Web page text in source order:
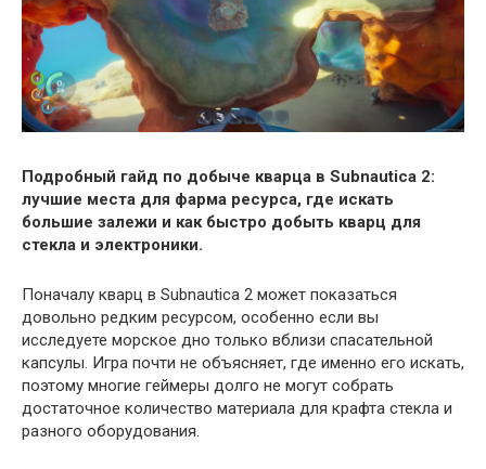
Подробный гайд по добыче кварца в Subnautica 2:
лучшие места для фарма ресурса, где искать
большие залежи и как быстро добыть кварц для
стекла и электроники.
Поначалу кварц в Subnautica 2 может показаться
довольно редким ресурсом, особенно если вы
исследуете морское дно только вблизи спасательной
капсулы. Игра почти не объясняет, где именно его искать,
поэтому многие геймеры долго не могут собрать
достаточное количество материала для крафта стекла и
разного оборудования.